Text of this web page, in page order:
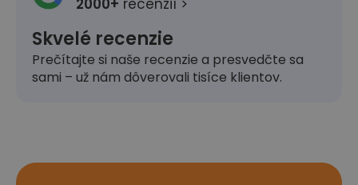
2000+ recenzií >
Skvelé recenzie
Prečítajte si naše recenzie a presvedčte sa
sami – už nám dôverovali tisíce klientov.